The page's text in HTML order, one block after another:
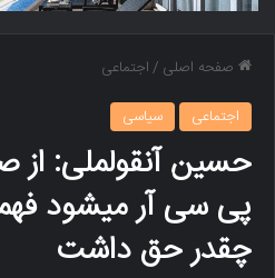
صفحه اصلی /اجتماعی
اجتماعی
سیاسی
حسین آنقولملی:
پی سی آر میشود
چقدر حق داشت